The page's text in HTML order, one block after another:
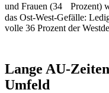
und Frauen (34 Prozent)
das Ost-West-Gefälle:
volle 36 Prozent der
Lange AU-
Umfeld